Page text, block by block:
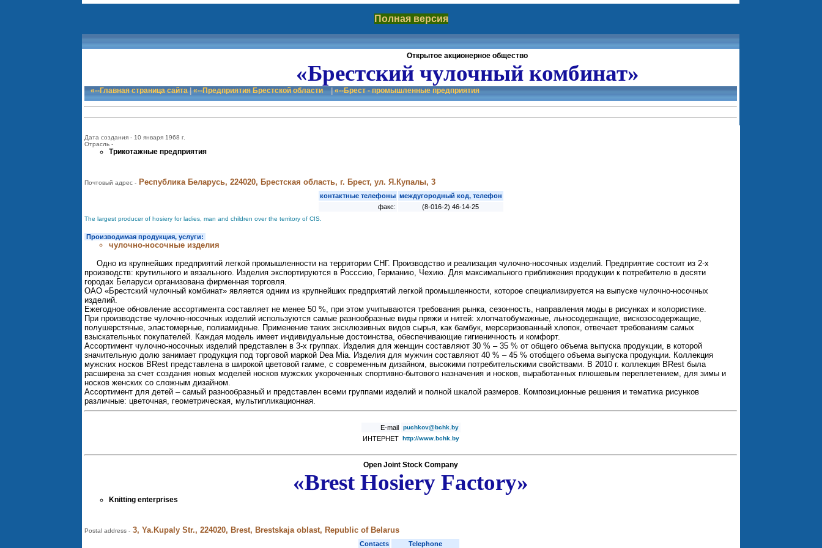
Полная версия
Открытое акционерное общество
«Брестский чулочный комбинат»
«--Главная страница сайта|«--Предприятия Брестской области |«--Брест - промышленные предприятия
Дата создания - 10 января 1968 г.
Отрасль -
Трикотажные предприятия
Почтовый адрес - Республика Беларусь, 224020, Брестская область, г. Брест, ул. Я.Купалы, 3
контактные телефоны междугородный код, телефон
факс:
(8-016-2) 46-14-25
The largest producer of hosiery for ladies, man and children over the territory of CIS.
Производимая продукция, услуги:
чулочно-носочные изделия
Одно из крупнейших предприятий легкой промышленности на территории СНГ. Производство и реализация чулочно-носочных изделий. Предприятие состоит из 2-х
производств: крутильного и вязального. Изделия экспортируются в Росссию, Германию, Чехию. Для максимального приближения продукции к потребителю в десяти
городах Беларуси организована фирменная торговля.
ОАО «Брестский чулочный комбинат» является одним из крупнейших предприятий легкой промышленности, которое специализируется на выпуске чулочно-носочных
изделий.
Ежегодное обновление ассортимента составляет не менее 50 %, при этом учитываются требования рынка, сезонность, направления моды в рисунках и колористике.
При производстве чулочно-носочных изделий используются самые разнообразные виды пряжи и нитей: хлопчатобумажные, льносодержащие, вискозосодержащие,
полушерстяные, эластомерные, полиамидные. Применение таких эксклюзивных видов сырья, как бамбук, мерсеризованный хлопок, отвечает требованиям самых
взыскательных покупателей. Каждая модель имеет индивидуальные достоинства, обеспечивающие гигиеничность и комфорт.
Ассортимент чулочно-носочных изделий представлен в 3-х группах. Изделия для женщин составляют 30 % – 35 % от общего объема выпуска продукции, в которой
значительную долю занимает продукция под торговой маркой Dea Mia. Изделия для мужчин составляют 40 % – 45 % отобщего объема выпуска продукции. Коллекция
мужских носков BRest представлена в широкой цветовой гамме, с современным дизайном, высокими потребительскими свойствами. В 2010 г. коллекция BRest была
расширена за счет создания новых моделей носков мужских укороченных спортивно-бытового назначения и носков, выработанных плюшевым переплетением, для зимы и
носков женских со сложным дизайном.
Ассортимент для детей – самый разнообразный и представлен всеми группами изделий и полной шкалой размеров. Композиционные решения и тематика рисунков
различные: цветочная, геометрическая, мультипликационная.
E-mail puchkov@bchk.by
ИНТЕРНЕТ http://www.bchk.by
Open Joint Stock Company
«Brest Hosiery Factory»
Knitting enterprises
Postal address - 3, Ya.Kupaly Str., 224020, Brest, Brestskaja oblast, Republic of Belarus
Contacts Telephone